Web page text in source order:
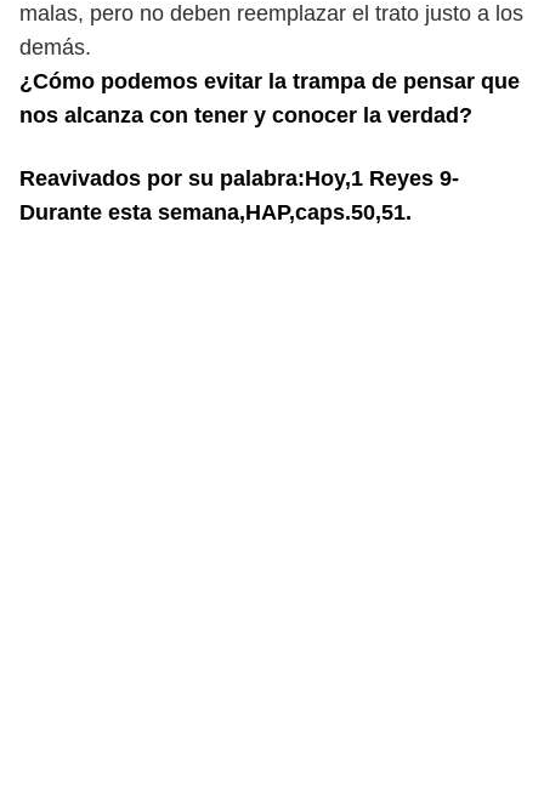
malas, pero no deben reemplazar el trato justo a los
demás.
¿Cómo podemos evitar la trampa de pensar que
nos alcanza con tener y conocer la verdad?
Reavivados por su palabra:Hoy,1 Reyes 9-
Durante esta semana,HAP,caps.50,51.